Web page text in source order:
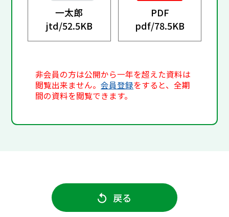
一太郎
jtd/52.5KB
PDF
pdf/78.5KB
非会員の方は公開から一年を超えた資料は
閲覧出来ません。会員登録をすると、全期
間の資料を閲覧できます。
戻る